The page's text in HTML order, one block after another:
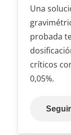
Una
probada
críticos
0,05%.